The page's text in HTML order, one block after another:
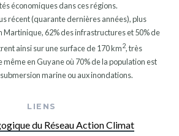
économiques dans ces régions.
récent (quarante dernières années), plus
Martinique, 62% des infrastructures et 50% de
ainsi sur une surface de 170 km2, très
même en Guyane où 70% de la population est
submersion marine ou aux inondations.
LIENS
du Réseau Action Climat